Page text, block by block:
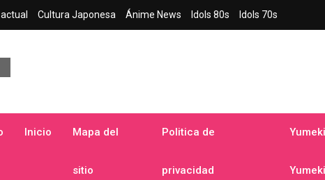
Cultura Japonesa Ánime News Idols 80s Idols 70s
Inicio Mapa del
sitio
Politica de
privacidad